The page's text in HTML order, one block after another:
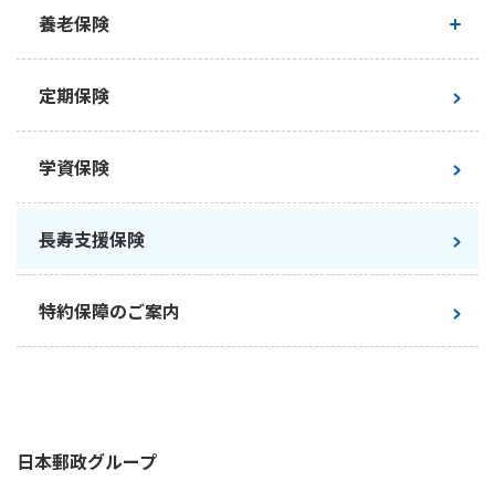
保険料
保険料払込総額
女性：2,212,800円
2日として算出しています。
終身保険について
つなぐ幸せ
養老保険
養老保険について
定期保険
学資保険
長寿支援保険
特約保障のご案内
日本郵政グループ